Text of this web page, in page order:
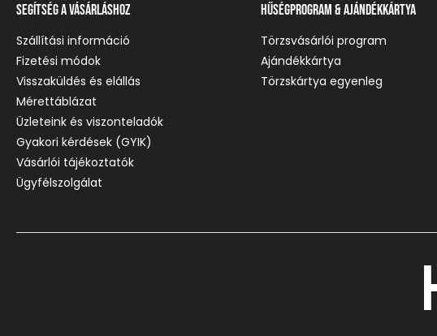
Segítség a vásárláshoz
Szállítási információ
Fizetési módok
Visszaküldés és elállás
Mérettáblázat
Üzleteink és viszonteladók
Gyakori kérdések (GYIK)
Vásárlói tájékoztatók
Ügyfélszolgálat
Hűségprogram & Ajándékkártya
Törzsvásárlói program
Ajándékkártya
Törzskártya egyenleg